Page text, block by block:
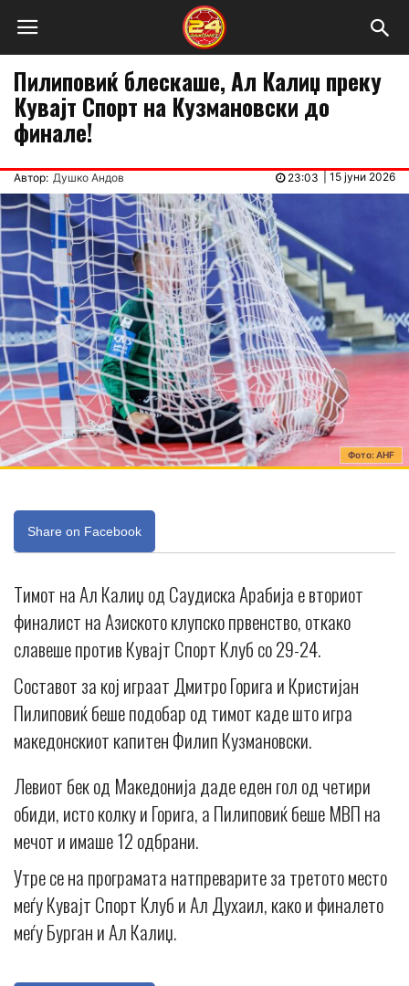
Пилиповиќ блескаше, Ал Калиџ преку
Кувајт Спорт на Кузмановски до
финале!
Автор: Душко Андов 15 јуни 2026
23:03
Фото: АHF
Share on Facebook
Тимот на Ал Калиџ од Саудиска Арабија е вториот
финалист на Азиското клупско првенство, откако
славеше против Кувајт Спорт Клуб со 29-24.
Составот за кој играат Дмитро Горига и Кристијан
Пилиповиќ беше подобар од тимот каде што игра
македонскиот капитен Филип Кузмановски.
Левиот бек од Македонија даде еден гол од четири
обиди, исто колку и Горига, а Пилиповиќ беше МВП на
мечот и имаше 12 одбрани.
Утре се на програмата натпреварите за третото место
меѓу Кувајт Спорт Клуб и Ал Духаил, како и финалето
меѓу Бурган и Ал Калиџ.